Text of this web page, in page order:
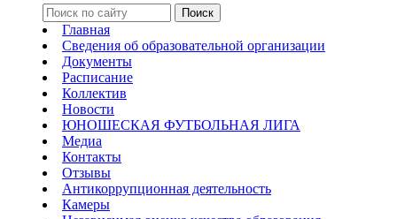
Главная
Сведения об образовательной организации
Документы
Расписание
Коллектив
Новости
ЮНОШЕСКАЯ ФУТБОЛЬНАЯ ЛИГА
Медиа
Контакты
Отзывы
Антикоррупционная деятельность
Камеры